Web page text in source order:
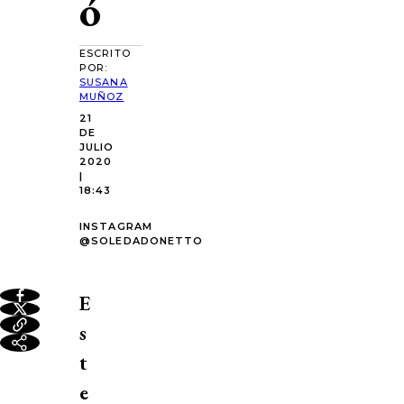
ESCRITO
POR:
SUSANA
MUÑOZ
21
DE
JULIO
2020
|
18:43
INSTAGRAM
@SOLEDADONETTO
E
s
t
e